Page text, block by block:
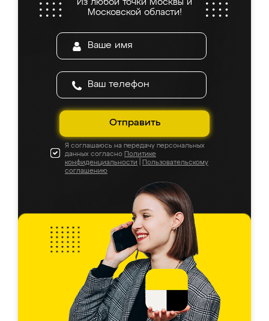
Из любой точки Москвы и
Московской области!
Отправить
Я соглашаюсь на передачу персональных
данных согласно Политике
конфиденциальности
Пользовательскому
соглашению